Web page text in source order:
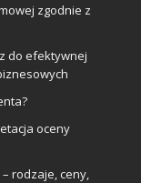
zgodnie z
do efektywnej
oceny
rodzaje, ceny,